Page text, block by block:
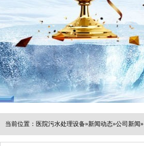
当前位置： 医院污水处理设备»新闻动态»公司新闻»